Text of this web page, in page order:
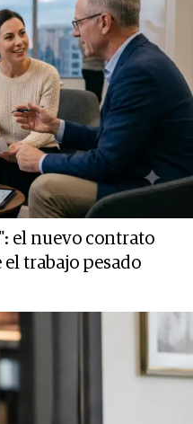
el nuevo contrato
trabajo pesado